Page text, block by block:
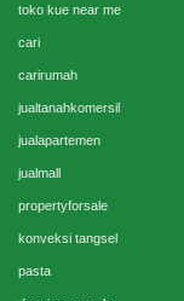
toko kue near me
cari
carirumah
jualtanahkomersil
jualapartemen
jualmall
propertyforsale
konveksi tangsel
pasta